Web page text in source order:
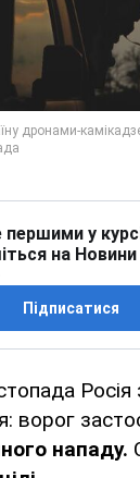
першими у
на
Підписатися
Росія
ворог
нападу.